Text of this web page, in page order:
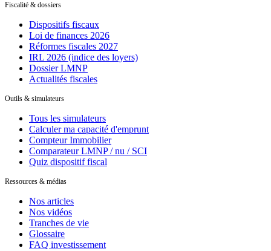
Fiscalité & dossiers
Dispositifs fiscaux
Loi de finances 2026
Réformes fiscales 2027
IRL 2026 (indice des loyers)
Dossier LMNP
Actualités fiscales
Outils & simulateurs
Tous les simulateurs
Calculer ma capacité d'emprunt
Compteur Immobilier
Comparateur LMNP / nu / SCI
Quiz dispositif fiscal
Ressources & médias
Nos articles
Nos vidéos
Tranches de vie
Glossaire
FAQ investissement